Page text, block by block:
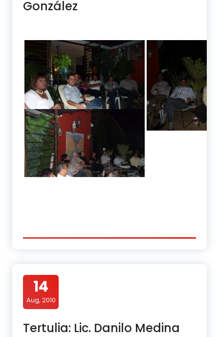
González
14
Aug, 2010
Tertulia: Lic. Danilo Medina